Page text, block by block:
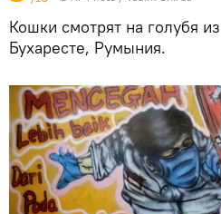
Кошки смотрят на голубя
Бухаресте, Румыния.